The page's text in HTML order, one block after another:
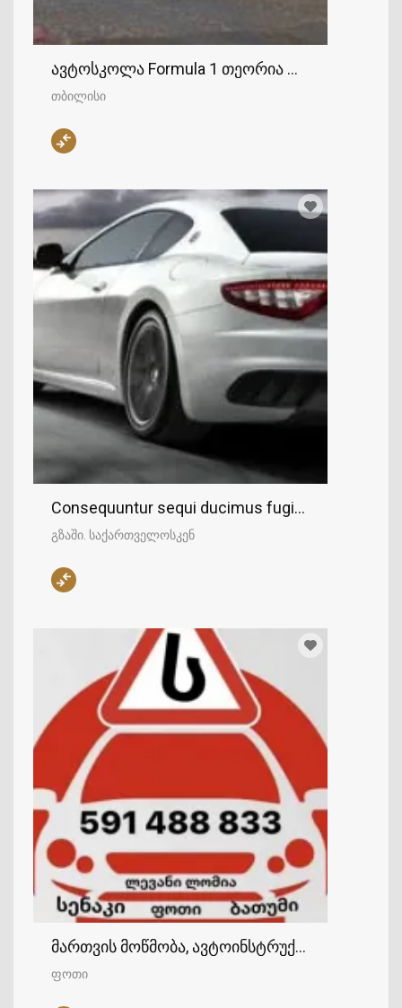
ავტოსკოლა Formula 1 თეორია და პრაქტიკა
თბილისი
Consequuntur sequi ducimus fugit facere
გზაში. საქართველოსკენ
მართვის მოწმობა, ავტოინსტრუქტორი - ფოთი
ფოთი